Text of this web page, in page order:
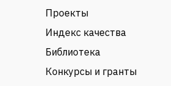
Проекты
Индекс качества
Библиотека
Конкурсы и гранты